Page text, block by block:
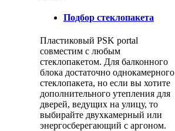
Подбор стеклопакета
Пластиковый PSK portal
совместим с любым
стеклопакетом. Для балконного
блока достаточно однокамерного
стеклопакета, но если вы хотите
дополнительного утепления для
дверей, ведущих на улицу, то
выбирайте двухкамерный или
энергосберегающий с аргоном.